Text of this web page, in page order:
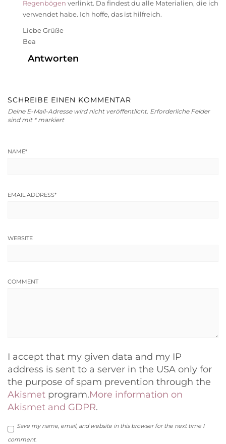
Regenbögen verlinkt. Da findest du alle Materialien, die ich
verwendet habe. Ich hoffe, das ist hilfreich.
Liebe Grüße
Bea
Antworten
SCHREIBE EINEN KOMMENTAR
Deine E-Mail-Adresse wird nicht veröffentlicht. Erforderliche Felder
sind mit *markiert
NAME*
EMAIL ADDRESS*
WEBSITE
COMMENT
I accept that my given data and my IP
address is sent to a server in the USA only for
the purpose of spam prevention through the
Akismet program.More information on
Akismet and GDPR.
Save my name, email, and website in this browser for the next time I
comment.